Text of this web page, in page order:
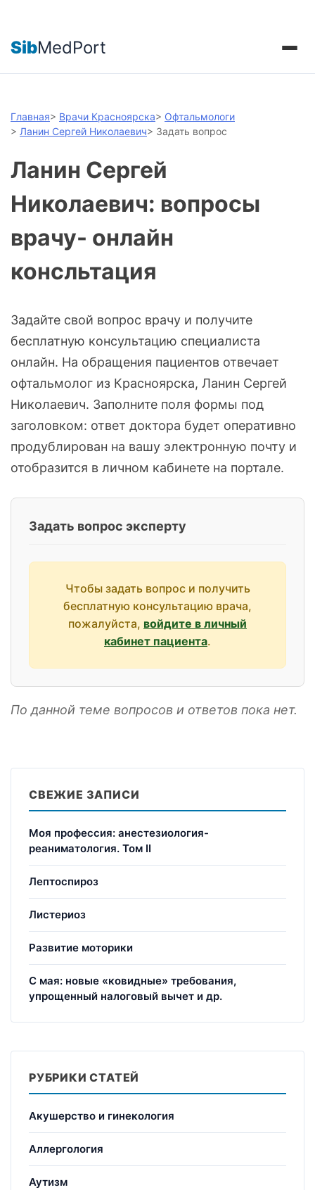
SibMedPort
Главная> Врачи Красноярска> Офтальмологи
> Ланин Сергей Николаевич> Задать вопрос
Ланин Сергей
Николаевич: вопросы
врачу- онлайн
консльтация
Задайте свой вопрос врачу и получите
бесплатную консультацию специалиста
онлайн. На обращения пациентов отвечает
офтальмолог из Красноярска, Ланин Сергей
Николаевич. Заполните поля формы под
заголовком: ответ доктора будет оперативно
продублирован на вашу электронную почту и
отобразится в личном кабинете на портале.
Задать вопрос эксперту
Чтобы задать вопрос и получить
бесплатную консультацию врача,
пожалуйста, войдите в личный
кабинет пациента.
По данной теме вопросов и ответов пока нет.
СВЕЖИЕ ЗАПИСИ
Моя профессия: анестезиология-
реаниматология. Том II
Лептоспироз
Листериоз
Развитие моторики
С мая: новые «ковидные» требования,
упрощенный налоговый вычет и др.
РУБРИКИ СТАТЕЙ
Акушерство и гинекология
Аллергология
Аутизм